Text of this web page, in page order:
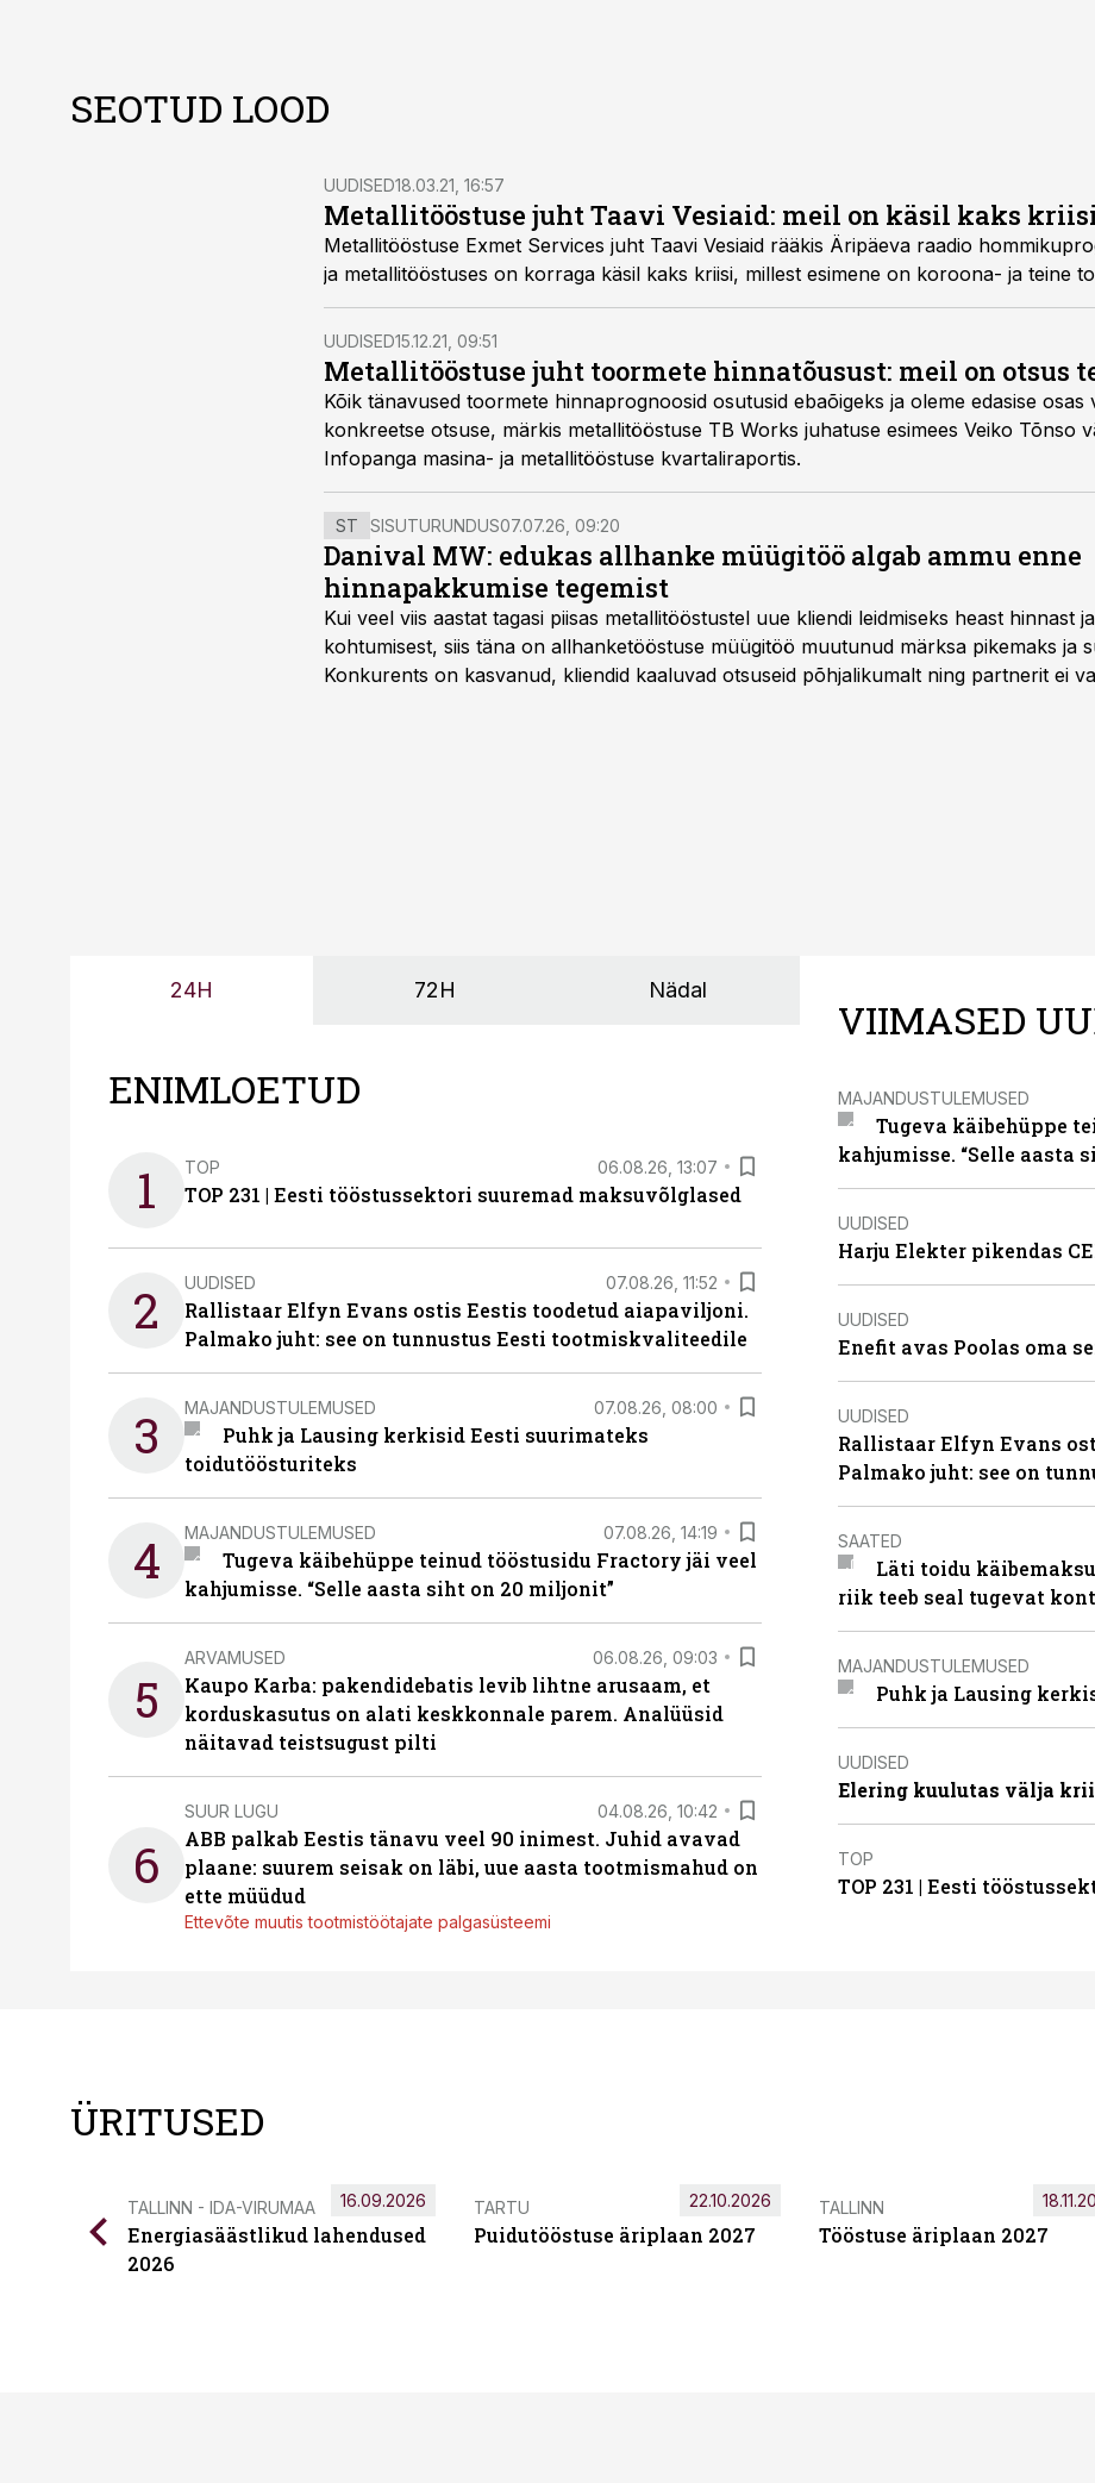
SEOTUD LOOD
UUDISED18.03.21, 16:57
Metallitööstuse juht Taavi Vesiaid: meil on käsil kaks
Metallitööstuse Exmet Services juht Taavi Vesiaid rääkis Äripäeva raadio
ja metallitööstuses on korraga käsil kaks kriisi, millest esimene on koroona- ja teine
UUDISED15.12.21, 09:51
Metallitööstuse juht toormete hinnatõusust: meil on otsus
Kõik tänavused toormete hinnaprognoosid osutusid ebaõigeks ja oleme edasise osas
konkreetse otsuse, märkis metallitööstuse TB Works juhatuse esimees Veiko Tõnso
Infopanga masina- ja metallitööstuse kvartaliraportis.
ST SISUTURUNDUS07.07.26, 09:20
Danival MW: edukas allhanke müügitöö algab ammu enne
hinnapakkumise tegemist
Kui veel viis aastat tagasi piisas metallitööstustel uue kliendi leidmiseks heast hinnast
kohtumisest, siis täna on allhanketööstuse müügitöö muutunud märksa pikemaks ja
Konkurents on kasvanud, kliendid kaaluvad otsuseid põhjalikumalt ning partnerit ei
24H 72H Nädal
ENIMLOETUD
1 TOP 06.08.26, 13:07
TOP 231 | Eesti tööstussektori suuremad maksuvõlglased
2 UUDISED 07.08.26, 11:52
Rallistaar Elfyn Evans ostis Eestis toodetud aiapaviljoni.
Palmako juht: see on tunnustus Eesti tootmiskvaliteedile
3 MAJANDUSTULEMUSED 07.08.26, 08:00
Puhk ja Lausing kerkisid Eesti suurimateks
toidutöösturiteks
4 MAJANDUSTULEMUSED 07.08.26, 14:19
Tugeva käibehüppe teinud tööstusidu Fractory jäi veel
kahjumisse. “Selle aasta siht on 20 miljonit”
5
ARVAMUSED 06.08.26, 09:03
Kaupo Karba: pakendidebatis levib lihtne arusaam, et
korduskasutus on alati keskkonnale parem. Analüüsid
näitavad teistsugust pilti
6
SUUR LUGU 04.08.26, 10:42
ABB palkab Eestis tänavu veel 90 inimest. Juhid avavad
plaane: suurem seisak on läbi, uue aasta tootmismahud on
ette müüdud
Ettevõte muutis tootmistöötajate palgasüsteemi
VIIMASED
MAJANDUSTULEMUSED
Tugeva käibehüppe
kahjumisse. “Selle aasta
UUDISED
Harju Elekter pikendas
UUDISED
Enefit avas Poolas oma
UUDISED
Rallistaar Elfyn Evans
Palmako juht: see on
SAATED
Läti toidu
riik teeb seal tugevat
MAJANDUSTULEMUSED
Puhk ja Lausing
UUDISED
Elering kuulutas välja
TOP
TOP 231 | Eesti
ÜRITUSED
TALLINN - IDA-VIRUMAA
Energiasäästlikud lahendused
2026
16.09.2026 TARTU
Puidutööstuse äriplaan 2027
22.10.2026 TALLINN
Tööstuse äriplaan 2027